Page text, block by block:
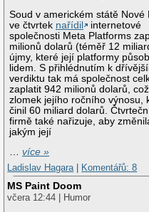
Soud v americkém státě Nové
ve čtvrtek nařídil
internetové
společnosti Meta Platforms
milionů dolarů (téměř 12
újmy, které její platformy
lidem. S přihlédnutím k
verdiktu tak má společnost
zaplatit 942 milionů dolarů,
zlomek jejího ročního výnosu,
činil 60 miliard dolarů.
firmě také nařizuje, aby
jakým její
…více »
Ladislav Hagara
Komentářů: 8
MS Paint Doom
včera 12:44 | Humor